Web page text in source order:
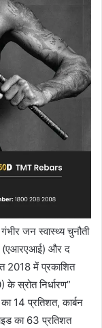
जन स्वास्थ्य चुनौती
(एआरएआई) और द
2018 में प्रकाशित
स्रोत निर्धारण”
14 प्रतिशत, कार्बन
का 63 प्रतिशत